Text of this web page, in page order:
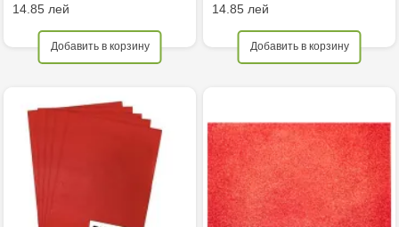
14.85 лей
Добавить в корзину
14.85 лей
Добавить в корзину